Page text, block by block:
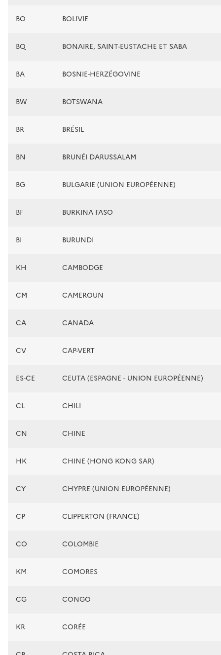
BO BOLIVIE
BQ BONAIRE, SAINT-EUSTACHE ET SABA
BA BOSNIE-HERZÉGOVINE
BW BOTSWANA
BR BRÉSIL
BN BRUNÉI DARUSSALAM
BG BULGARIE (UNION EUROPÉENNE)
BF BURKINA FASO
BI BURUNDI
KH CAMBODGE
CM CAMEROUN
CA CANADA
CV CAP-VERT
ES-CE CEUTA (ESPAGNE - UNION EUROPÉENNE)
CL CHILI
CN CHINE
HK CHINE (HONG KONG SAR)
CY CHYPRE (UNION EUROPÉENNE)
CP CLIPPERTON (FRANCE)
CO COLOMBIE
KM COMORES
CG CONGO
KR CORÉE